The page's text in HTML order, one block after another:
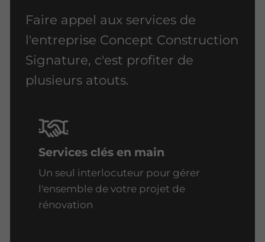
Faire appel aux services de
l'entreprise Concept Construction
Signature, c'est profiter de
plusieurs atouts.
Services clés en main
Un seul interlocuteur pour gérer
l'ensemble de votre projet de
rénovation